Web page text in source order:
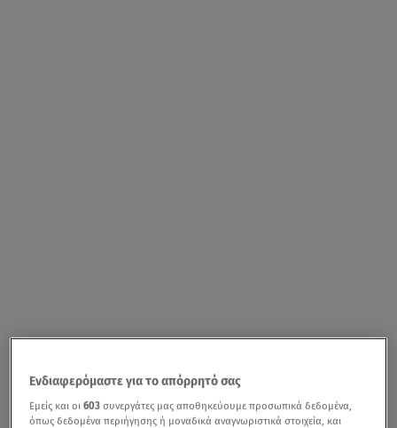
Ενδιαφερόμαστε για το απόρρητό σας
Εμείς και οι603 συνεργάτες μας αποθηκεύουμε προσωπικά δεδομένα,
όπως δεδομένα περιήγησης ή μοναδικά αναγνωριστικά στοιχεία, και